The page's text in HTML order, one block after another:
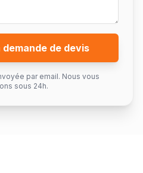
demande de devis
par email. Nous vous
sous 24h.